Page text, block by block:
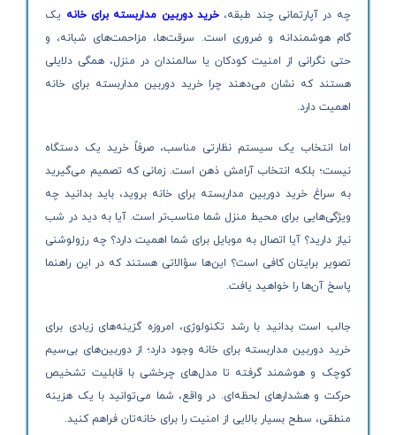
چه در آپارتمانی چند طبقه، خرید دوربین مداربسته برای خانه یک
گام هوشمندانه و ضروری است. سرقت‌ها، مزاحمت‌های شبانه، و
حتی نگرانی از امنیت کودکان یا سالمندان در منزل، همگی دلایلی
هستند که نشان می‌دهند چرا خرید دوربین مداربسته برای خانه
اهمیت دارد.
اما انتخاب یک سیستم نظارتی مناسب، صرفاً خرید یک دستگاه
نیست؛ بلکه انتخاب آرامش ذهن است. زمانی که تصمیم می‌گیرید
به سراغ خرید دوربین مداربسته برای خانه بروید، باید بدانید چه
ویژگی‌هایی برای محیط منزل شما مناسب‌تر است. آیا به دید در شب
نیاز دارید؟ آیا اتصال به موبایل برای شما اهمیت دارد؟ چه رزولوشنی
تصویر برایتان کافی است؟ این‌ها سؤالاتی هستند که در این راهنما
پاسخ آن‌ها را خواهید یافت.
جالب است بدانید با رشد تکنولوژی، امروزه گزینه‌های زیادی برای
خرید دوربین مداربسته برای خانه وجود دارد؛ از دوربین‌های بی‌سیم
کوچک و هوشمند گرفته تا مدل‌های چرخشی با قابلیت تشخیص
حرکت و هشدارهای لحظه‌ای. در واقع، شما می‌توانید با یک هزینه
منطقی، سطح بسیار بالایی از امنیت را برای خانه‌تان فراهم کنید.